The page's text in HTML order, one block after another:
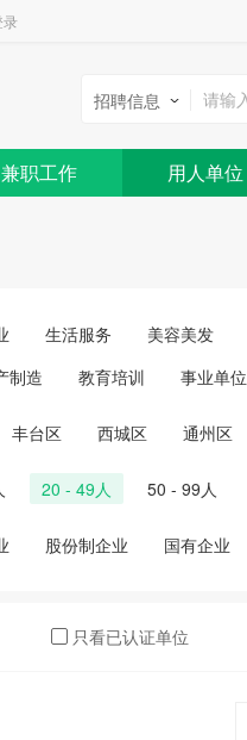
录
招聘信息
兼职工作 用人单位
生活服务 美容美发
制造 教育培训 事业单位
丰台区 西城区 通州区
20 - 49人 50 - 99人
股份制企业 国有企业
只看已认证单位